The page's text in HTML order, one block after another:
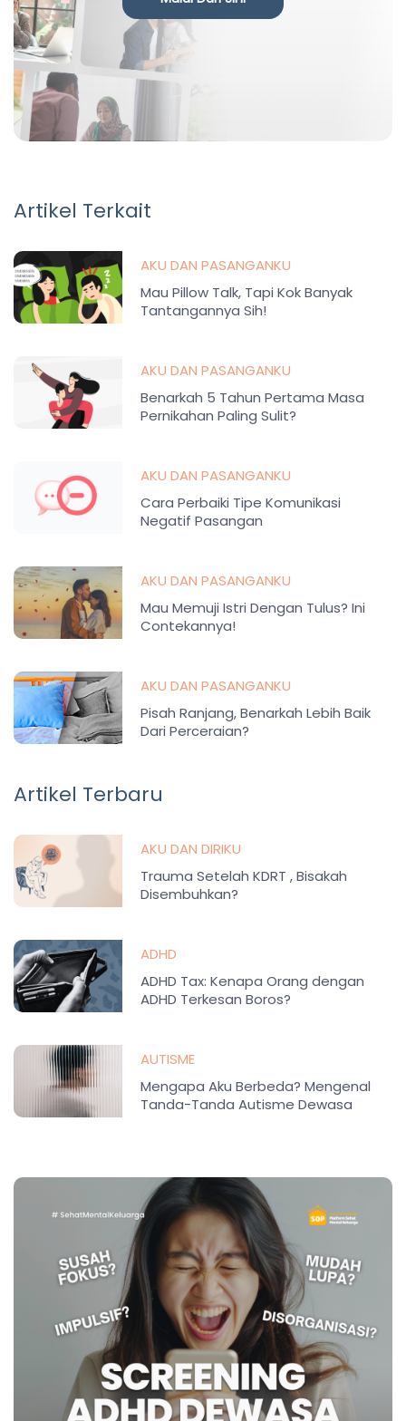
Artikel Terkait
AKU DAN PASANGANKU
Mau Pillow Talk, Tapi Kok Banyak
Tantangannya Sih!
AKU DAN PASANGANKU
Benarkah 5 Tahun Pertama Masa
Pernikahan Paling Sulit?
AKU DAN PASANGANKU
Cara Perbaiki Tipe Komunikasi
Negatif Pasangan
AKU DAN PASANGANKU
Mau Memuji Istri Dengan Tulus? Ini
Contekannya!
AKU DAN PASANGANKU
Pisah Ranjang, Benarkah Lebih Baik
Dari Perceraian?
Artikel Terbaru
AKU DAN DIRIKU
Trauma Setelah KDRT , Bisakah
Disembuhkan?
ADHD
ADHD Tax: Kenapa Orang dengan
ADHD Terkesan Boros?
AUTISME
Mengapa Aku Berbeda? Mengenal
Tanda-Tanda Autisme Dewasa